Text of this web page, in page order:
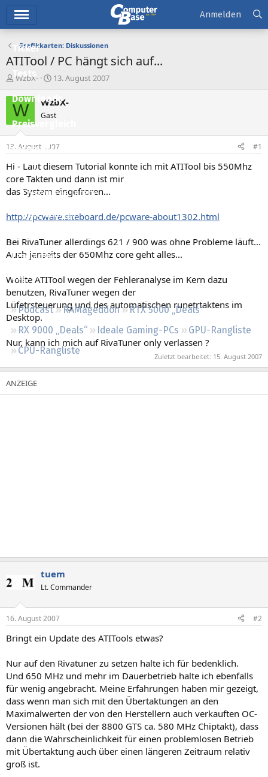
Ticker
Tests
Downloads
Preisvergleich
Forum
Aktuelles
Empfohlene Inhalte
Neue Beiträge
Leserartikel
Regeln
Podcast RAMageddon
RTX 5000 „Deals“
RX 9000 „Deals“
Ideale Gaming-PCs
GPU-Rangliste
CPU-Rangliste
Anmelden
Grafikkarten: Diskussionen
ATITool / PC hängt sich auf...
E
s
t
e
e
WzbX-
E
s
e
l
t
a
13. August 2007
W WzbX-
Gast
13. August 2007 #1
Hi - Laut diesem Tutorial konnte ich mit ATITool bis 550Mhz
core Takten und dann ist mir
das System eingefroren...
http://pcware.siteboard.de/pcware-about1302.html
Bei RivaTuner allerdings 621 / 900 was ohne Probleme läuft...
Auch jenseits der 650Mhz core geht alles...
Wollte ATITool wegen der Fehleranalyse im Kern dazu
benutzen, RivaTuner wegen der
Lüfetrsteuerung und des automatischen runetrtaktens im
Desktop.
Nur, kann ich mich auf RivaTuner only verlassen ?
Zuletzt bearbeitet: 15. August 2007
tuem
Lt. Commander
16. August 2007 #2
Bringt ein Update des ATITools etwas?
Nur auf den Rivatuner zu setzen halte ich für bedenklich.
Und 650 MHz und mehr im Dauerbetrieb halte ich ebenfalls
für wenig angebracht. Meine Erfahrungen haben mir gezeigt,
dass wenn man sich mit den Übertaktungen an den
Maximalwerten der von den Herstellern auch verkauften OC-
Versionen hält (bei der 8800 GTS ca. 580 MHz Chiptakt), dass
dann die Wahrscheinlichkeit für einen problemlosen Betrieb
mit Übertaktung auch über einen längeren Zeitraum relativ
groß ist.